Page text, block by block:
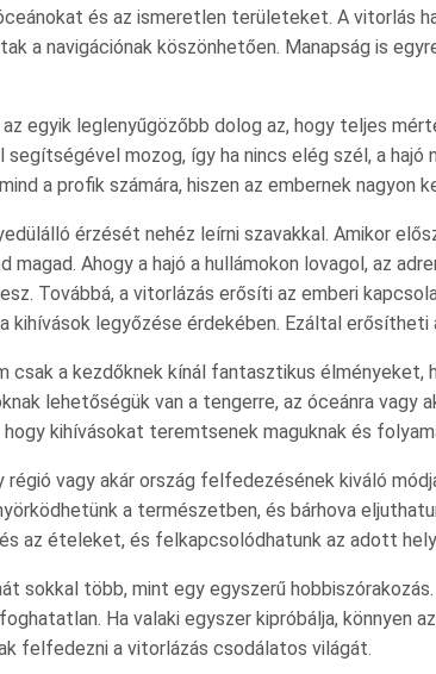
és az ismeretlen területeket. A vitorlás
a navigációnak köszönhetően. Manapság is
egyik leglenyűgözőbb dolog az, hogy teljes
segítségével mozog, így ha nincs elég szél, a
a profik számára, hiszen az embernek nagyon
érzését nehéz leírni szavakkal. Amikor
magad. Ahogy a hajó a hullámokon lovagol, az
Továbbá, a vitorlázás erősíti az emberi
kihívások legyőzése érdekében. Ezáltal
csak a kezdőknek kínál fantasztikus élményeket,
lehetőségük van a tengerre, az óceánra vagy
hogy kihívásokat teremtsenek maguknak és
régió vagy akár ország felfedezésének kiváló
a természetben, és bárhova
az ételeket, és felkapcsolódhatunk az adott
sokkal több, mint egy egyszerű
Ha valaki egyszer kipróbálja, könnyen
felfedezni a vitorlázás csodálatos világát.